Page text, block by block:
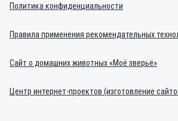
Политика конфиденциальности
Правила применения рекомендательных
Сайт о домашних животных «Моё зверьё»
Центр интернет-проектов (изготовление